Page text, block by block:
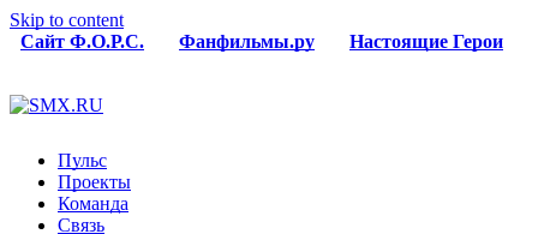
Skip to content
Сайт Ф.О.Р.С.
Фанфильмы.ру Настоящие Герои
Пульс
Проекты
Команда
Связь